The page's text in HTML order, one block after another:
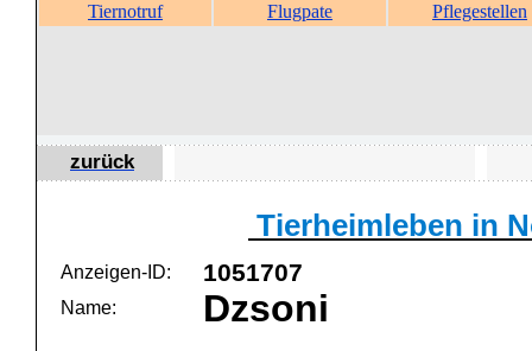
Tiernotruf
Flugpate Pflegestellen
zurück
Tierheimleben in
Anzeigen-ID: 1051707
Name: Dzsoni